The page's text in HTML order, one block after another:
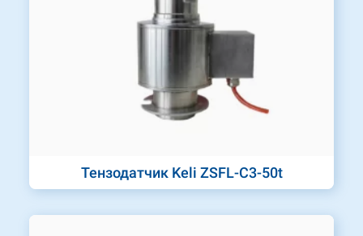
Тензодатчик Keli ZSFL-C3-50t